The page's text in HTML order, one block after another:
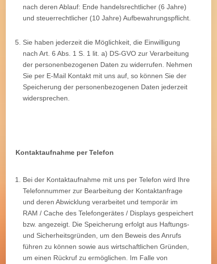
nach deren Ablauf: Ende handelsrechtlicher (6 Jahre)
und steuerrechtlicher (10 Jahre) Aufbewahrungspflicht.
Sie haben jederzeit die Möglichkeit, die Einwilligung
nach Art. 6 Abs. 1 S. 1 lit. a) DS-GVO zur Verarbeitung
der personenbezogenen Daten zu widerrufen. Nehmen
Sie per E-Mail Kontakt mit uns auf, so können Sie der
Speicherung der personenbezogenen Daten jederzeit
widersprechen.
Kontaktaufnahme per Telefon
Bei der Kontaktaufnahme mit uns per Telefon wird Ihre
Telefonnummer zur Bearbeitung der Kontaktanfrage
und deren Abwicklung verarbeitet und temporär im
RAM / Cache des Telefongerätes / Displays gespeichert
bzw. angezeigt. Die Speicherung erfolgt aus Haftungs-
und Sicherheitsgründen, um den Beweis des Anrufs
führen zu können sowie aus wirtschaftlichen Gründen,
um einen Rückruf zu ermöglichen. Im Falle von